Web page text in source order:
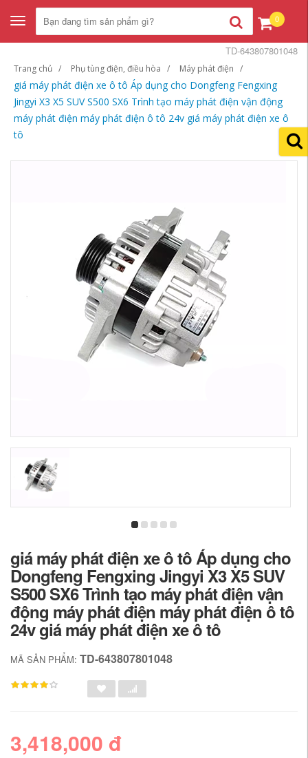
Toggle
navigation
0
Trang chủ Phụ tùng điện, điều hòa Máy phát điện
giá máy phát điện xe ô tô Áp dụng cho Dongfeng Fengxing
Jingyi X3 X5 SUV S500 SX6 Trình tạo máy phát điện vận động
máy phát điện máy phát điện ô tô 24v giá máy phát điện xe ô
tô
TD-643807801048
giá máy phát điện xe ô tô Áp dụng cho
Dongfeng Fengxing Jingyi X3 X5 SUV
S500 SX6 Trình tạo máy phát điện vận
động máy phát điện máy phát điện ô tô
24v giá máy phát điện xe ô tô
MÃ SẢN PHẨM: TD-643807801048
3,418,000 đ